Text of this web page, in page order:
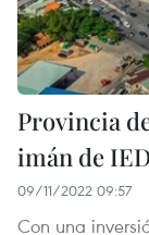
Provincia
imán de
09/11/2022 09:57
Con una